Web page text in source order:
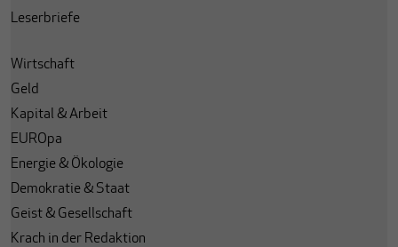
Leserbriefe
Wirtschaft
Geld
Kapital & Arbeit
EUROpa
Energie & Ökologie
Demokratie & Staat
Geist & Gesellschaft
Krach in der Redaktion